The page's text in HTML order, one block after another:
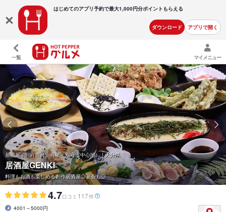
はじめてのアプリ予約で最大1,000円分ポイントもらえる
ダウンロード アプリで開く
一覧 マイメニュー
居酒屋 | 別府市（別府駅・別府市中心地） | 大分県
居酒屋GENKI
料理もお酒も楽しめる創作居酒屋◎宴会も◎
4.7口コミ 117件
4001～5000円